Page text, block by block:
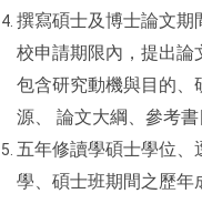
撰寫碩士及博士論文期
校申請期限內，提出論
包含研究動機與目的、
源、 論文大綱、參考書
五年修讀學碩士學位、
學、碩士班期間之歷年